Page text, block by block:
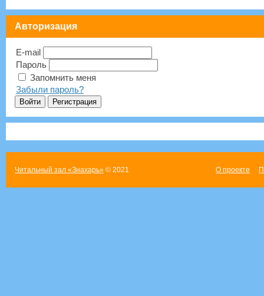
Авторизация
E-mail
Пароль
Запомнить меня
Забыли пароль?
Читальный зал «Знахарь»© 2021 О проекте